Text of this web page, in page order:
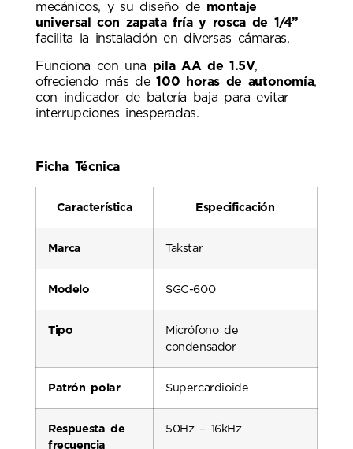
mecánicos, y su diseño de montaje
universal con zapata fría y rosca de 1/4”
facilita la instalación en diversas cámaras.
Funciona con una pila AA de 1.5V,
ofreciendo más de100 horas de autonomía,
con indicador de batería baja para evitar
interrupciones inesperadas.
Ficha Técnica
Característica Especificación
Marca Takstar
Modelo SGC-600
Tipo
Micrófono de
condensador
Patrón polar Supercardioide
Respuesta de
frecuencia
50Hz – 16kHz